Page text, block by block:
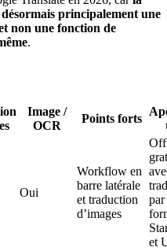
principalement une
non une fonction de
.
Image /
OCR
Points forts
Oui
Workflow en
barre latérale
et traduction
d’images
et